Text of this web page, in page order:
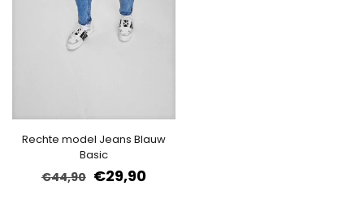
Rechte model Jeans Blauw
Basic
€44,90 €29,90